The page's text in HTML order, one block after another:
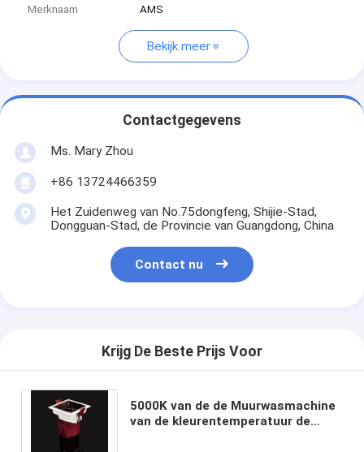
Merknaam
AMS
Bekijk meer
Contactgegevens
Ms. Mary Zhou
+86 13724466359
Het Zuidenweg van No.75dongfeng, Shijie-Stad,
Dongguan-Stad, de Provincie van Guangdong, China
Contact nu
Krijg De Beste Prijs Voor
5000K van de de Muurwasmachine
van de kleurentemperatuur de